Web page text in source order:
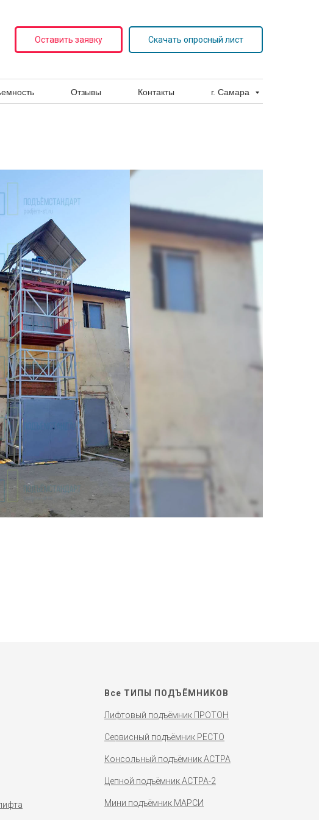
Оставить заявку Скачать опросный лист
Отзывы Контакты г. Самара
Все ТИПЫ ПОДЪЁМНИКОВ
Лифтовый подъёмник ПРОТОН
Сервисный подъёмник РЕСТО
Консольный подъёмник АСТРА
Цепной подъёмник АСТРА-2
Мини подъёмник МАРСИ